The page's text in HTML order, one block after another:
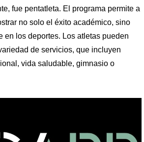
fue pentatleta. El programa permite a
no solo el éxito académico, sino
en los deportes. Los atletas pueden
de servicios, que incluyen
vida saludable, gimnasio o